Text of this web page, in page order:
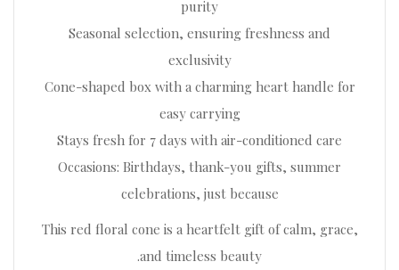
purity
Seasonal selection, ensuring freshness and
exclusivity
Cone-shaped box with a charming heart handle for
easy carrying
Stays fresh for 7 days with air-conditioned care
Occasions: Birthdays, thank-you gifts, summer
celebrations, just because
This red floral cone is a heartfelt gift of calm, grace,
and timeless beauty.